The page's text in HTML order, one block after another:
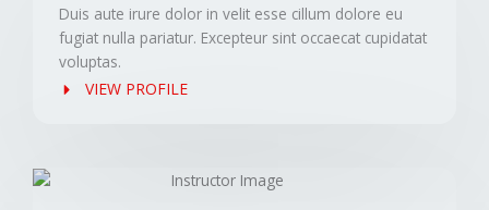
Duis aute irure dolor in velit esse cillum dolore eu
fugiat nulla pariatur. Excepteur sint occaecat cupidatat
voluptas.
VIEW PROFILE